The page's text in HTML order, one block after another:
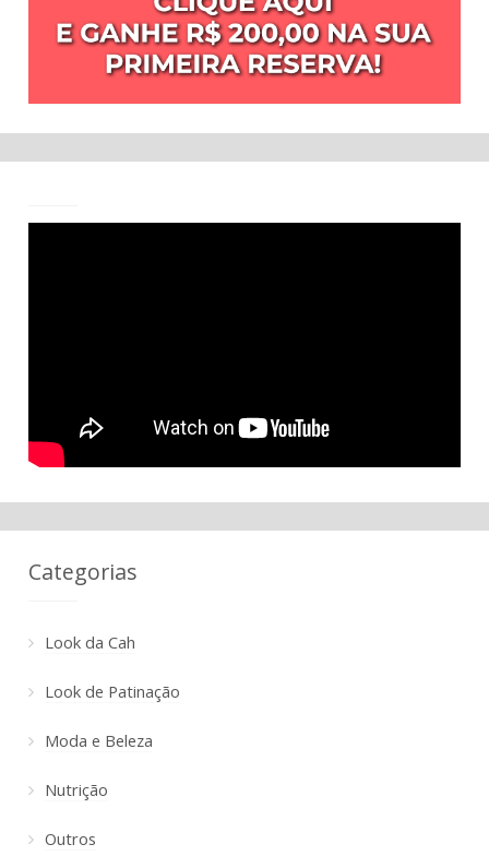
Categorias
Look da Cah
Look de Patinação
Moda e Beleza
Nutrição
Outros